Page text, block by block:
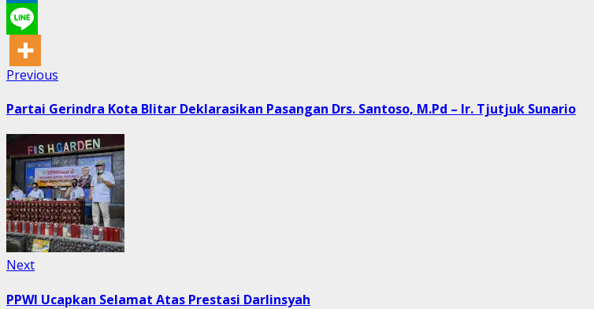
Post
navigation
Previous
Partai Gerindra Kota Blitar Deklarasikan Pasangan Drs. Santoso, M.Pd – Ir. Tjutjuk Sunario
NextNext
PPWI Ucapkan Selamat Atas Prestasi Darlinsyah